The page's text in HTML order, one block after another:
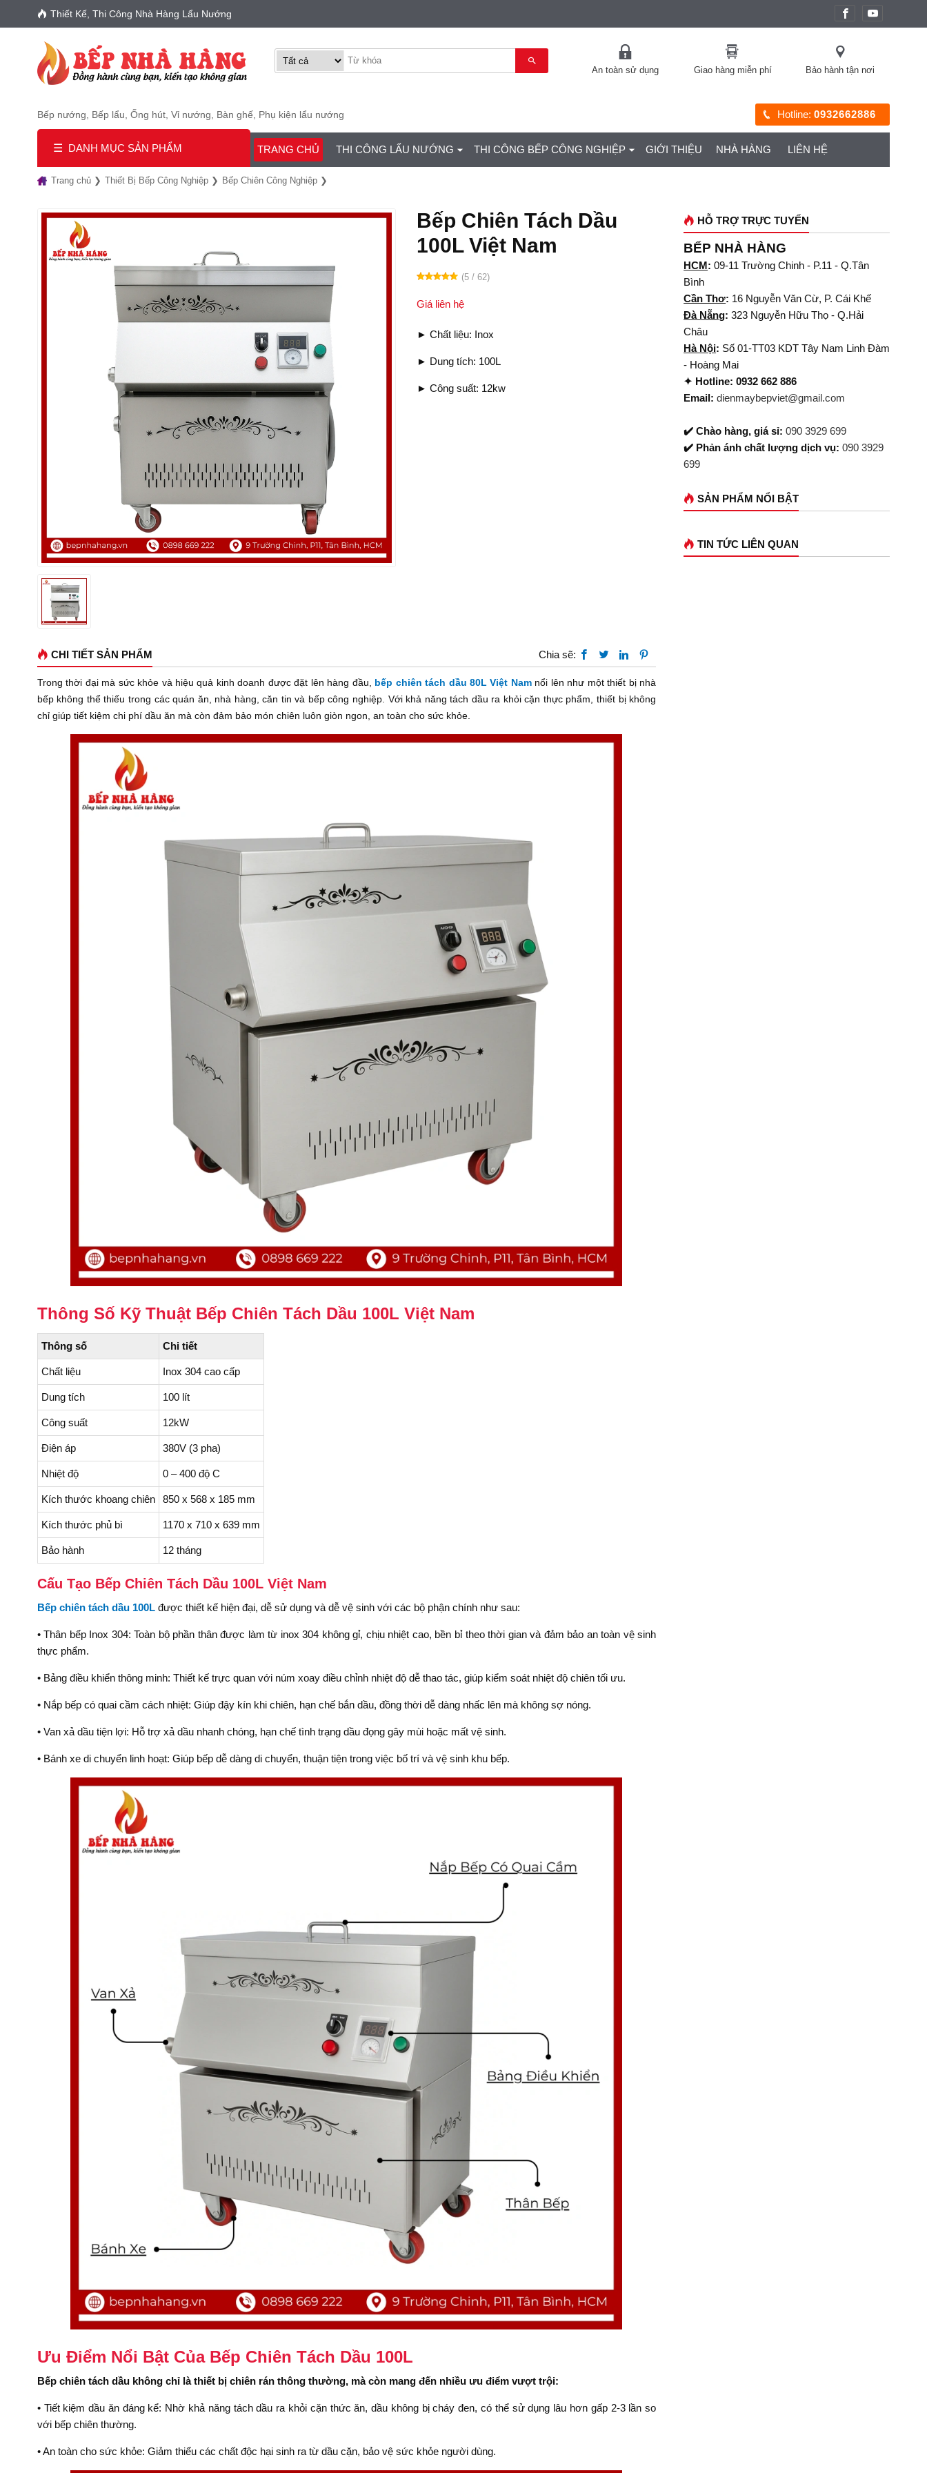
Thiết Kế, Thi Công Nhà Hàng Lẩu Nướng
An toàn sử dụng Giao hàng miễn phí Bảo hành tận nơi
Bếp nướng, Bếp lẩu, Ống hút, Vỉ nướng, Bàn ghế, Phụ kiện lẩu nướng Hotline:0932662886
☰ DANH MỤC SẢN PHẨM TRANG CHỦ THI CÔNG LẨU NƯỚNG THI CÔNG BẾP CÔNG NGHIỆP GIỚI THIỆU NHÀ HÀNG LIÊN HỆ
Trang chủ Thiết Bị Bếp Công Nghiệp Bếp Chiên Công Nghiệp
Bếp Chiên Tách Dầu
100L Việt Nam
(5 / 62)
Giá liên hệ
► Chất liệu: Inox
► Dung tích: 100L
► Công suất: 12kw
CHI TIẾT SẢN PHẨM Chia sẽ:
Trong thời đại mà sức khỏe và hiệu quả kinh doanh được đặt lên hàng đầu, bếp chiên tách dầu 80L Việt Namnổi lên như một thiết bị nhà
bếp không thể thiếu trong các quán ăn, nhà hàng, căn tin và bếp công nghiệp. Với khả năng tách dầu ra khỏi cặn thực phẩm, thiết bị không
chỉ giúp tiết kiệm chi phí dầu ăn mà còn đảm bảo món chiên luôn giòn ngon, an toàn cho sức khỏe.
Thông Số Kỹ Thuật Bếp Chiên Tách Dầu 100L Việt Nam
Thông số Chi tiết
Chất liệu Inox 304 cao cấp
Dung tích 100 lít
Công suất 12kW
Điện áp 380V (3 pha)
Nhiệt độ 0 – 400 độ C
Kích thước khoang chiên 850 x 568 x 185 mm
Kích thước phủ bì 1170 x 710 x 639 mm
Bảo hành 12 tháng
Cấu Tạo Bếp Chiên Tách Dầu 100L Việt Nam
Bếp chiên tách dầu 100Lđược thiết kế hiện đại, dễ sử dụng và dễ vệ sinh với các bộ phận chính như sau:
• Thân bếp Inox 304: Toàn bộ phần thân được làm từ inox 304 không gỉ, chịu nhiệt cao, bền bỉ theo thời gian và đảm bảo an toàn vệ sinh
thực phẩm.
• Bảng điều khiển thông minh: Thiết kế trực quan với núm xoay điều chỉnh nhiệt độ dễ thao tác, giúp kiểm soát nhiệt độ chiên tối ưu.
• Nắp bếp có quai cầm cách nhiệt: Giúp đậy kín khi chiên, hạn chế bắn dầu, đồng thời dễ dàng nhấc lên mà không sợ nóng.
• Van xả dầu tiện lợi: Hỗ trợ xả dầu nhanh chóng, hạn chế tình trạng dầu đọng gây mùi hoặc mất vệ sinh.
• Bánh xe di chuyển linh hoạt: Giúp bếp dễ dàng di chuyển, thuận tiện trong việc bố trí và vệ sinh khu bếp.
Ưu Điểm Nổi Bật Của Bếp Chiên Tách Dầu 100L
Bếp chiên tách dầu không chỉ là thiết bị chiên rán thông thường, mà còn mang đến nhiều ưu điểm vượt trội:
• Tiết kiệm dầu ăn đáng kể: Nhờ khả năng tách dầu ra khỏi cặn thức ăn, dầu không bị cháy đen, có thể sử dụng lâu hơn gấp 2-3 lần so
với bếp chiên thường.
• An toàn cho sức khỏe: Giảm thiểu các chất độc hại sinh ra từ dầu cặn, bảo vệ sức khỏe người dùng.
HỖ TRỢ TRỰC TUYẾN
BẾP NHÀ HÀNG
HCM: 09-11 Trường Chinh - P.11 - Q.Tân
Bình
Cần Thơ: 16 Nguyễn Văn Cừ, P. Cái Khế
Đà Nẵng: 323 Nguyễn Hữu Thọ - Q.Hải
Châu
Hà Nội: Số 01-TT03 KDT Tây Nam Linh Đàm
- Hoàng Mai
✦ Hotline: 0932 662 886
Email: dienmaybepviet@gmail.com
✔️ Chào hàng, giá sỉ:090 3929 699
✔️ Phản ánh chất lượng dịch vụ:090 3929
699
SẢN PHẨM NỔI BẬT
TIN TỨC LIÊN QUAN